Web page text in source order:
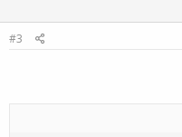
#3